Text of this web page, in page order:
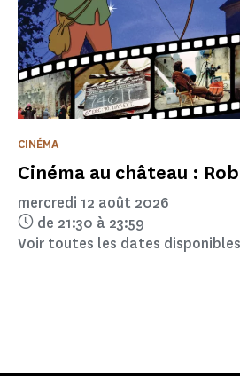
Cinéma au château :
CINÉMA
mercredi 12 août 2026
de 21:30 à 23:59
Voir toutes les dates disponibles